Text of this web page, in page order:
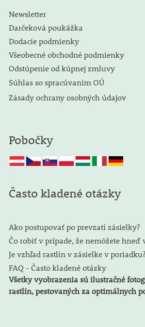
Newsletter
Darčeková poukážka
Dodacie podmienky
Všeobecné obchodné podmienky
Odstúpenie od kúpnej zmluvy
Súhlas so spracúvaním OÚ
Zásady ochrany osobných údajov
Pobočky
Často kladené otázky
Ako postupovať po prevzatí zásielky?
Čo robiť v prípade, že nemôžete hneď
Je vzhľad rastlín v zásielke v poriadku?
FAQ - Často kladené otázky
Všetky vyobrazenia sú ilustračné
rastlín, pestovaných za optimálnych